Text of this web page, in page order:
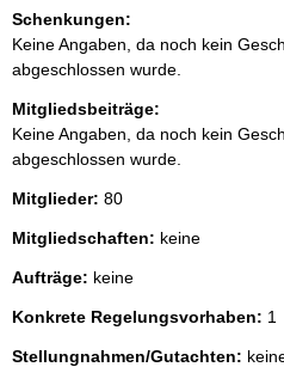
Schenkungen:
Keine Angaben, da noch kein
abgeschlossen wurde.
Mitgliedsbeiträge:
Keine Angaben, da noch kein
abgeschlossen wurde.
Mitglieder: 80
Mitgliedschaften: keine
Aufträge: keine
Konkrete Regelungsvorhaben: 1
Stellungnahmen/Gutachten: